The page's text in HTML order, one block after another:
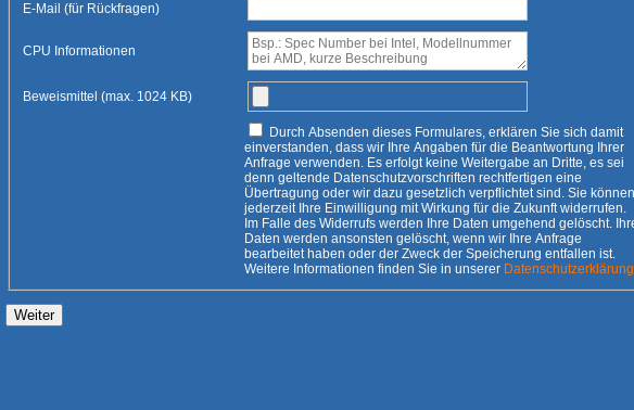
E-Mail (für Rückfragen)
CPU Informationen
Beweismittel (max. 1024 KB)
einverstanden, dass wir Ihre Angaben für die Beantwortung Ihrer
Anfrage verwenden. Es erfolgt keine Weitergabe an Dritte, es sei
denn geltende Datenschutzvorschriften rechtfertigen eine
Übertragung oder wir dazu gesetzlich verpflichtet sind. Sie können
jederzeit Ihre Einwilligung mit Wirkung für die Zukunft widerrufen.
Im Falle des Widerrufs werden Ihre Daten umgehend gelöscht. Ihre
Daten werden ansonsten gelöscht, wenn wir Ihre Anfrage
bearbeitet haben oder der Zweck der Speicherung entfallen ist.
Weitere Informationen finden Sie in unserer Datenschutzerklärung